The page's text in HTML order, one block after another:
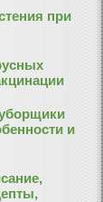
при
и